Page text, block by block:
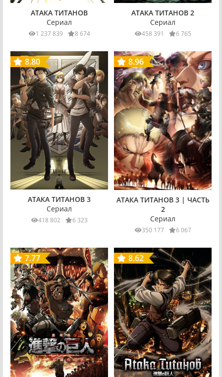
АТАКА ТИТАНОВ
Сериал
1 237 839 8 674
АТАКА ТИТАНОВ 2
Сериал
458 391 6 765
8.80
АТАКА ТИТАНОВ 3
Сериал
418 802 6 323
8.96
АТАКА ТИТАНОВ 3 | ЧАСТЬ
2
Сериал
350 177 6 067
7.77 8.62